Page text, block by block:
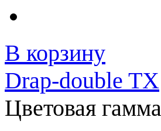
В корзину
Drap-double TX
Цветовая гамма